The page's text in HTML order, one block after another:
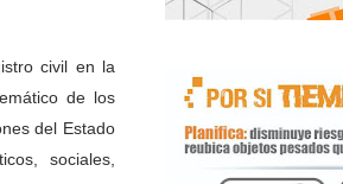
civil en la
de los
del Estado
sociales,